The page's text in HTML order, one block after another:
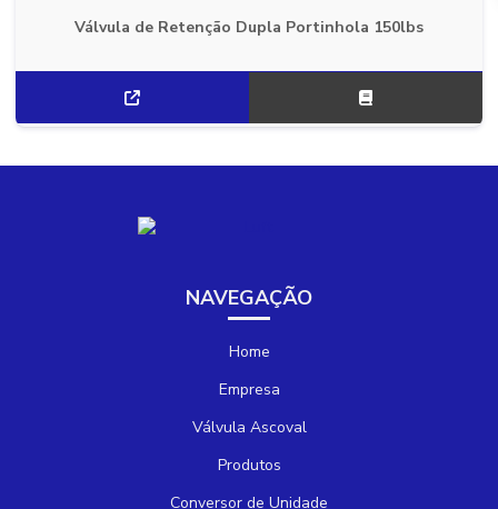
Válvula de Retenção Dupla Portinhola 150lbs
NAVEGAÇÃO
Home
Empresa
Válvula Ascoval
Produtos
Conversor de Unidade